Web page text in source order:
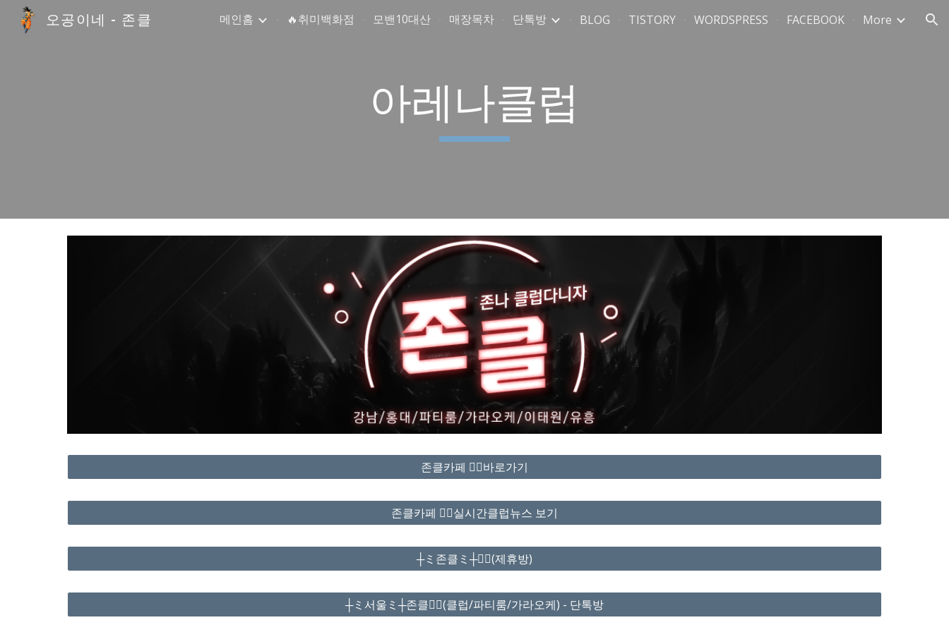
Skip to main content Skip to navigation
오공이네 - 존클 메인홈 🔥취미백화점 모밴10대산 매장목차 단톡방 BLOG TISTORY WORDSPRESS FACEBOOK More
아레나클럽
존클카페 ❤️‍🔥바로가기
존클카페 ❤️‍🔥실시간클럽뉴스 보기
┼ミ존클ミ┼❤️‍🔥(제휴방)
┼ミ서울ミ┼존클❤️‍🔥(클럽/파티룸/가라오케) - 단톡방